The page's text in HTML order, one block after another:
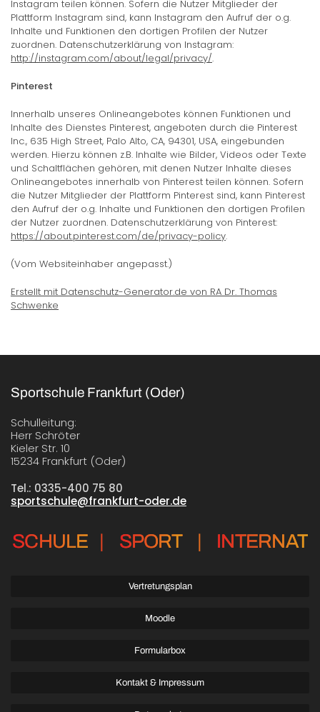
Instagram teilen können. Sofern die Nutzer Mitglieder der
Plattform Instagram sind, kann Instagram den Aufruf der o.g.
Inhalte und Funktionen den dortigen Profilen der Nutzer
zuordnen. Datenschutzerklärung von Instagram:
http://instagram.com/about/legal/privacy/.
Pinterest
Innerhalb unseres Onlineangebotes können Funktionen und
Inhalte des Dienstes Pinterest, angeboten durch die Pinterest
Inc., 635 High Street, Palo Alto, CA, 94301, USA, eingebunden
werden. Hierzu können z.B. Inhalte wie Bilder, Videos oder Texte
und Schaltflächen gehören, mit denen Nutzer Inhalte dieses
Onlineangebotes innerhalb von Pinterest teilen können. Sofern
die Nutzer Mitglieder der Plattform Pinterest sind, kann Pinterest
den Aufruf der o.g. Inhalte und Funktionen den dortigen Profilen
der Nutzer zuordnen. Datenschutzerklärung von Pinterest:
https://about.pinterest.com/de/privacy-policy.
(Vom Websiteinhaber angepasst.)
Erstellt mit Datenschutz-Generator.de von RA Dr. Thomas
Schwenke
Sportschule Frankfurt (Oder)
Schulleitung:
Herr Schröter
Kieler Str. 10
15234 Frankfurt (Oder)
Tel.: 0335-400 75 80
sportschule@frankfurt-oder.de
SCHULE | SPORT| INTERNAT
Vertretungsplan
Moodle
Formularbox
Kontakt & Impressum